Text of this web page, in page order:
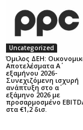
Uncategorized
Όμιλος ΔΕΗ:
Αποτελέσματα Α΄
εξαμήνου 2026-
Συνεχιζόμενη ισχυρή
ανάπτυξη στο α΄
εξάμηνο 2026 με
προσαρμοσμένο
στα €1,2 δισ.